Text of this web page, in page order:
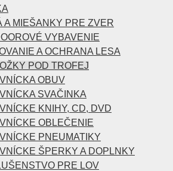
A MIEŠANKY PRE ZVER
VYBAVENIE
A OCHRANA LESA
POD TROFEJ
OBUV
SVAČINKA
KNIHY, CD, DVD
OBLEČENIE
PNEUMATIKY
ŠPERKY A DOPLNKY
PRE LOV